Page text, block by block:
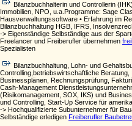
Bilanzbuchhalterin und Controllerin
Immobilien, NPO, u.a.Programme: Sage
Hausverwaltungssoftware • Erfahrung im
Bilanzbuchhaltung HGB, IFRS,
-> Eigenständige Selbständige aus der
Freelancer und Freiberufler übernehmen
Spezialisten
Bilanzbuchhaltung, Lohn- und
Controlling,betriebswirtschaftliche
Businessplänen, Rechnungsprüfung,
Cash-Management
(Risikomanagement, SOX, IKS) und
und Controlling, Start-Up Service für
-> Hochqualifizierte Subunternehmer für
Selbständige erledigen Freiberufler